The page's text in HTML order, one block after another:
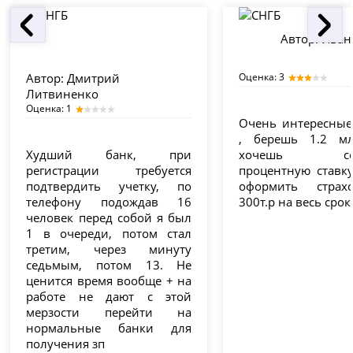
Автор: Дмитрий
Литвиненко
Оценка: 1
Худший банк, при
регистрации требуется
подтвердить учетку, по
телефону подождав 16
человек перед собой я был
1 в очереди, потом стал
третим, через минуту
седьмым, потом 13. Не
ценится время вообще + на
работе не дают с этой
мерзости перейти на
нормальные банки для
получения зп
Автор:Иван
Оценка: 3
Очень
, берешь 1.2
хочешь
процентную
оформить
300т.р на весь